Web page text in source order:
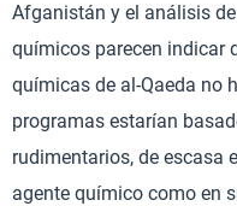
Afganistán y el análisis
químicos parecen indicar
químicas de al-Qaeda no
programas estarían
rudimentarios, de escasa
agente químico como en